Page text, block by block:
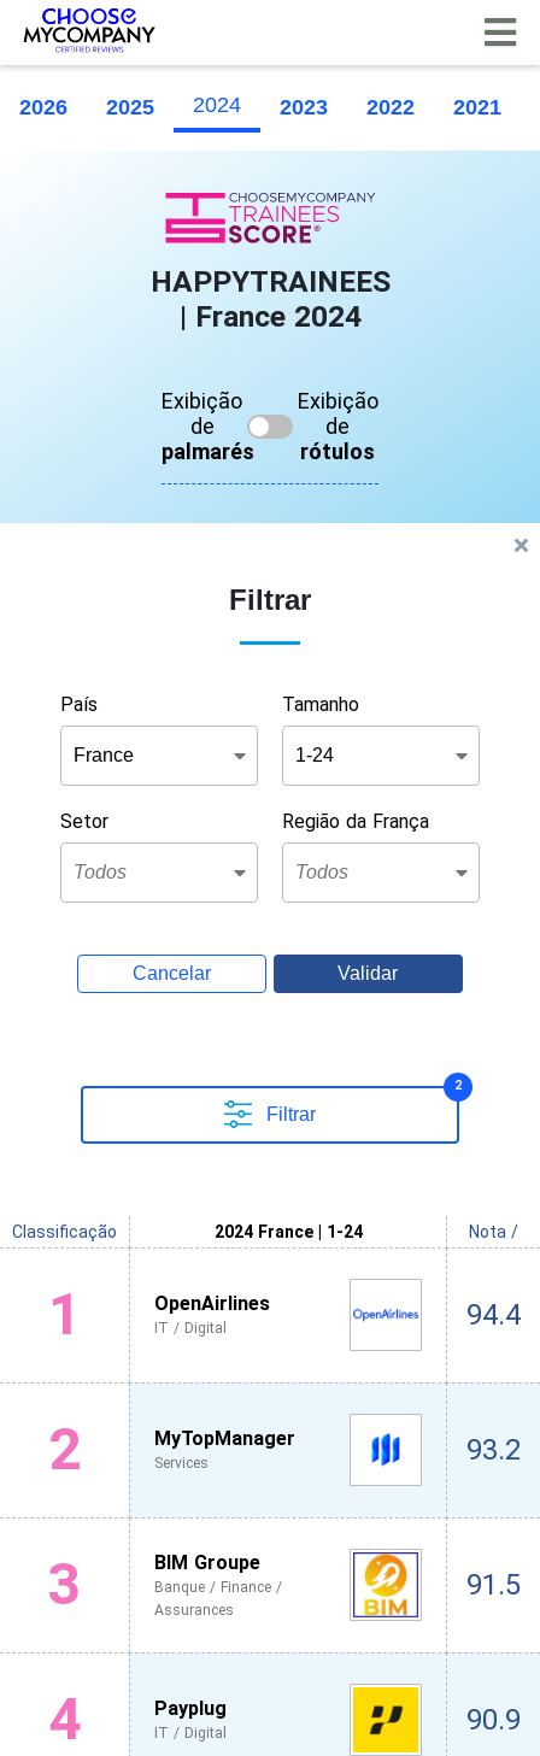
2026 2025 2024 2023 2022 2021
HAPPYTRAINEES
| France 2024
Exibição
de
palmarés
Exibição
de
rótulos
Filtrar
País Tamanho
Setor Região da França
Cancelar Validar
Filtrar
2
Classificação 2024 France | 1-24 Nota /
1 OpenAirlines
IT / Digital 94.4
2 MyTopManager
Services 93.2
3 BIM Groupe
Banque / Finance /
Assurances
91.5
4 Payplug
IT / Digital 90.9
Painel de Gerenciamento de Cookies